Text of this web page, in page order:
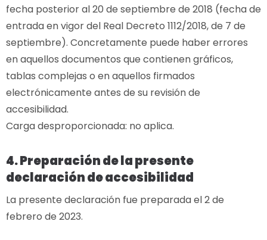
fecha posterior al 20 de septiembre de 2018 (fecha de
entrada en vigor del Real Decreto 1112/2018, de 7 de
septiembre). Concretamente puede haber errores
en aquellos documentos que contienen gráficos,
tablas complejas o en aquellos firmados
electrónicamente antes de su revisión de
accesibilidad.
Carga desproporcionada: no aplica.
4. Preparación de la presente
declaración de accesibilidad
La presente declaración fue preparada el 2 de
febrero de 2023.